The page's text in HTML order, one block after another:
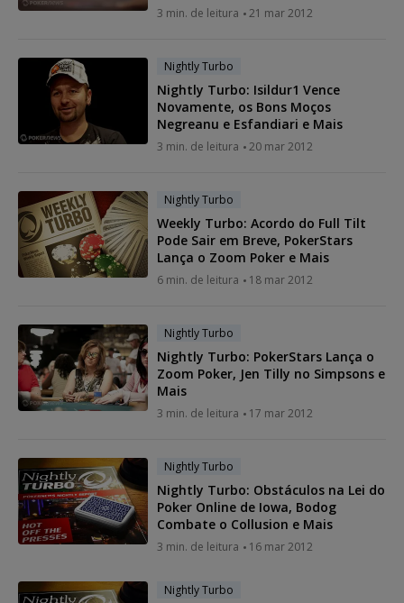
3 min. de leitura 21 mar 2012
Nightly Turbo
Nightly Turbo: Isildur1 Vence
Novamente, os Bons Moços
Negreanu e Esfandiari e Mais
3 min. de leitura 20 mar 2012
Nightly Turbo
Weekly Turbo: Acordo do Full Tilt
Pode Sair em Breve, PokerStars
Lança o Zoom Poker e Mais
6 min. de leitura 18 mar 2012
Nightly Turbo
Nightly Turbo: PokerStars Lança o
Zoom Poker, Jen Tilly no Simpsons e
Mais
3 min. de leitura 17 mar 2012
Nightly Turbo
Nightly Turbo: Obstáculos na Lei do
Poker Online de Iowa, Bodog
Combate o Collusion e Mais
3 min. de leitura 16 mar 2012
Nightly Turbo